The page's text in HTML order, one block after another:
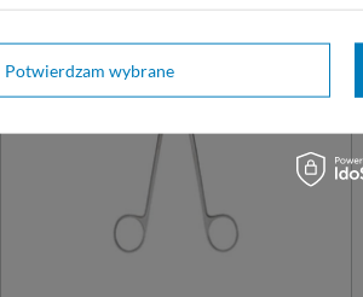
Potwierdzam wybrane